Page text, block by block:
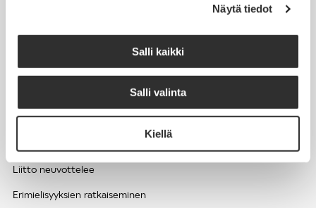
Näytä tiedot
Salli kaikki
Salli valinta
Kiellä
Kesätyöntekijän työehdot ja palkkaus seurakuntien hengellisessä
EDUNVALVONTA
Liitto neuvottelee
Erimielisyyksien ratkaiseminen